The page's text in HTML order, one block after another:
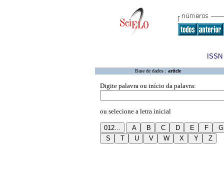
Base de dados : article
Digite palavra ou início da palavra:
ou selecione a letra inicial